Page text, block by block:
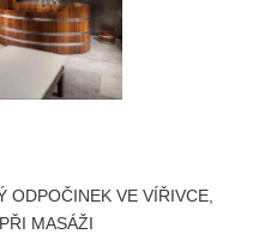
ODPOČINEK VE VÍŘIVCE,
MASÁŽI